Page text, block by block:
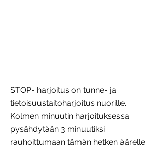
STOP- harjoitus on tunne- ja
tietoisuustaitoharjoitus nuorille.
Kolmen minuutin harjoituksessa
pysähdytään 3 minuutiksi
rauhoittumaan tämän hetken äärelle